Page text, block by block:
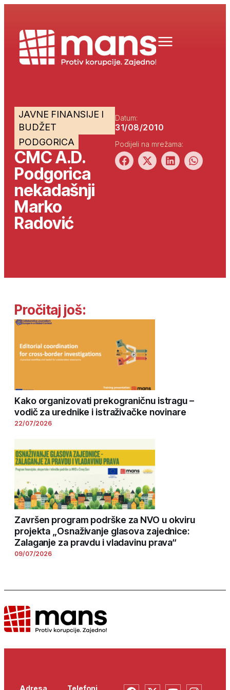
JAVNE FINANSIJE I
BUDŽET
PODGORICA
CMC A.D.
Podgorica
nekadašnji
Marko
Radović
Datum:
31/08/2010
Podijeli na mrežama:
Pročitaj još:
Kako organizovati prekograničnu istragu –
vodič za urednike i istraživačke novinare
22/07/2026
Završen program podrške za NVO u okviru
projekta „Osnaživanje glasova zajednice:
Zalaganje za pravdu i vladavinu prava“
09/07/2026
Adresa Telefoni